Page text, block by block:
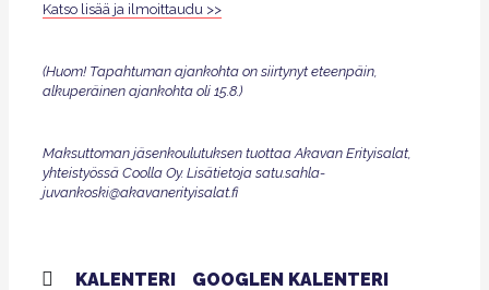
Katso lisää ja ilmoittaudu >>
(Huom! Tapahtuman ajankohta on siirtynyt eteenpäin,
alkuperäinen ajankohta oli 15.8.)
Maksuttoman jäsenkoulutuksen tuottaa Akavan Erityisalat,
yhteistyössä Coolla Oy. Lisätietoja satu.sahla-
juvankoski@akavanerityisalat.fi
KALENTERI GOOGLEN KALENTERI